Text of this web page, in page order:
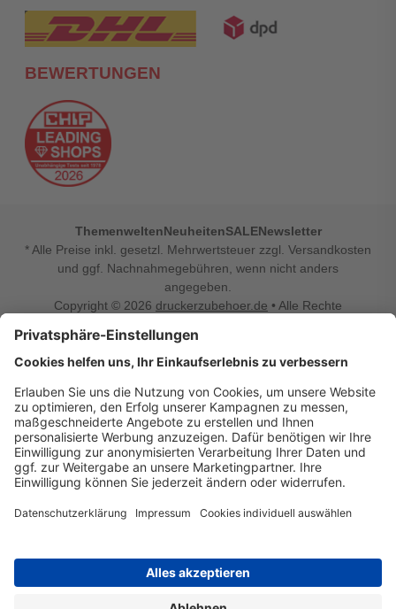
BEWERTUNGEN
ThemenweltenNeuheitenSALENewsletter
* Alle Preise inkl. gesetzl. Mehrwertsteuer zzgl. Versandkosten
und ggf. Nachnahmegebühren, wenn nicht anders
angegeben.
Copyright © 2026 druckerzubehoer.de • Alle Rechte
Vertrag widerrufen
Druckerzubehoer.de – preiswerte Qualität für Ihr Office
Sie sind auf der Suche nach dem passenden Druckerzubehör
oder Zubehör für das Büro, den Computer oder Ihr
Smartphone? Dann sind Sie bei Druckerzubehoer.de genau
richtig! Unser breites Sortiment bietet unter anderem Tinte
und Toner für alle gängigen Druckermodelle – großer sowie
kleiner Hersteller. Zugleich sind wir Ihr Online Fachhandel für
einrichten, die Werkstatt ausstatten oder den Alltag mit
was Ihren Arbeitsplatz noch komfortabler macht, finden Sie
bei uns auch Bastelspaß, Schulbedarf, Beleuchtung,